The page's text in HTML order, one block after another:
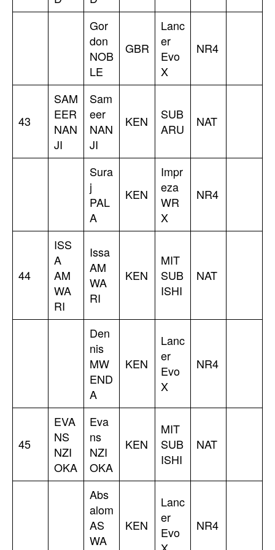
Gor
don
NOB
LE
GBR
Lanc
er
Evo
X
NR4
43
SAM
EER
NAN
JI
Sam
eer
NAN
JI
KEN
SUB
ARU
NAT
Sura
j
PAL
A
KEN
Impr
eza
WR
X
NR4
44
ISS
A
AM
WA
RI
Issa
AM
WA
RI
KEN
MIT
SUB
ISHI
NAT
Den
nis
MW
END
A
KEN
Lanc
er
Evo
X
NR4
45
EVA
NS
NZI
OKA
Eva
ns
NZI
OKA
KEN
MIT
SUB
ISHI
NAT
Abs
alom
AS
WA
KEN
Lanc
er
Evo
NR4